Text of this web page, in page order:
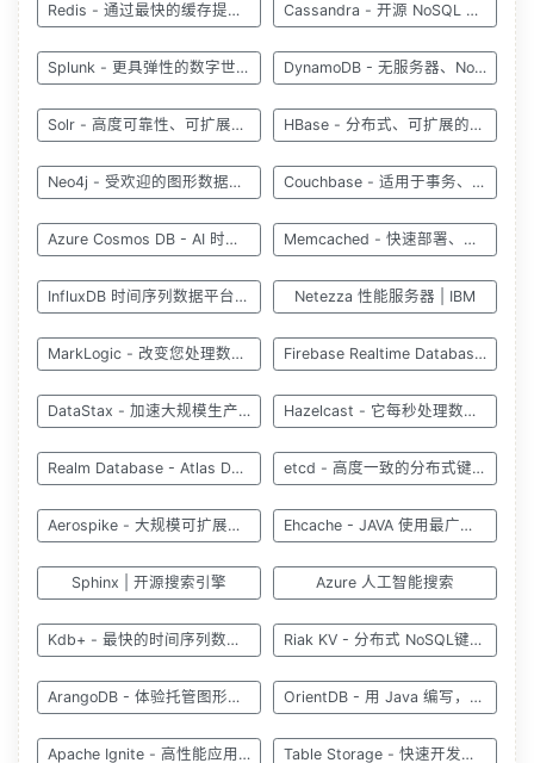
Redis - 通过最快的缓存提供更快的体验 Cassandra - 开源 NoSQL 数据库
Splunk - 更具弹性的数字世界 DynamoDB - 无服务器、NoSQL、完全托管的数据库
Solr - 高度可靠性、可扩展性和容错性 HBase - 分布式、可扩展的大数据存储
Neo4j - 受欢迎的图形数据库 Neo4j Couchbase - 适用于事务、分析、移动和 AI 应用程序
Azure Cosmos DB - AI 时代数据库 Memcached - 快速部署、易于开发
InfluxDB 时间序列数据平台 | InfluxData Netezza 性能服务器 | IBM
MarkLogic - 改变您处理数据的方式 Firebase Realtime Database - 实时存储和同步数据
DataStax - 加速大规模生产 AI 和 NoSQL 数据 Hazelcast - 它每秒处理数十亿个事件
Realm Database - Atlas Device SDK etcd - 高度一致的分布式键值存储
Aerospike - 大规模可扩展、毫秒级延迟的实时数据库 Ehcache - JAVA 使用最广泛的缓存
Sphinx | 开源搜索引擎 Azure 人工智能搜索
Kdb+ - 最快的时间序列数据库 Riak KV - 分布式 NoSQL键值数据库
ArangoDB - 体验托管图形数据库 OrientDB - 用 Java 编写，速度惊人
Apache Ignite - 高性能应用程序分布式数据库 Table Storage - 快速开发的 NoSQL 键值存储